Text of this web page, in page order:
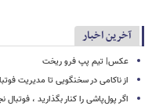
آخرین اخبار
عکس| تیم پپ فرو ریخت
از ناکامی در سخنگویی تا مدیریت
اگر پول‌پاشی را کنار بگذارید ،